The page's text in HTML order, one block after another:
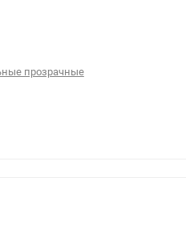
прозрачные